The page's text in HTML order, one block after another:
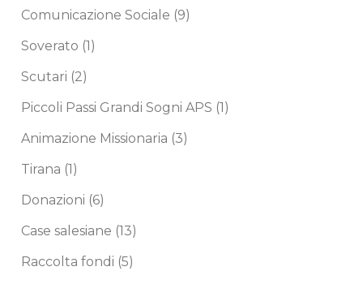
Comunicazione Sociale (9)
Soverato (1)
Scutari (2)
Piccoli Passi Grandi Sogni APS (1)
Animazione Missionaria (3)
Tirana (1)
Donazioni (6)
Case salesiane (13)
Raccolta fondi (5)